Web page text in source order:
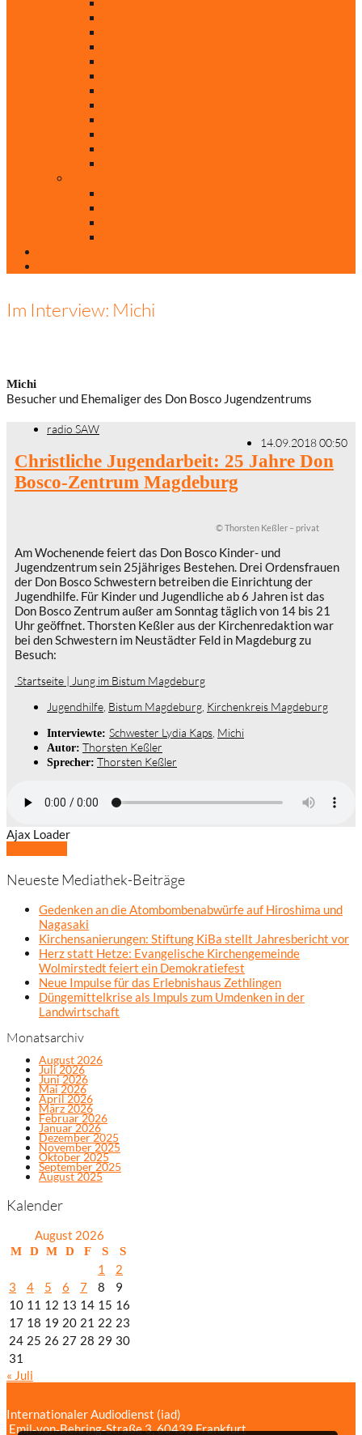
Im Interview: Michi
Michi
Besucher und Ehemaliger des Don Bosco Jugendzentrums
radio SAW
14.09.2018 00:50
Christliche Jugendarbeit: 25 Jahre Don
Bosco-Zentrum Magdeburg
© Thorsten Keßler – privat
Am Wochenende feiert das Don Bosco Kinder- und
Jugendzentrum sein 25jähriges Bestehen. Drei Ordensfrauen
der Don Bosco Schwestern betreiben die Einrichtung der
Jugendhilfe. Für Kinder und Jugendliche ab 6 Jahren ist das
Don Bosco Zentrum außer am Sonntag täglich von 14 bis 21
Uhr geöffnet. Thorsten Keßler aus der Kirchenredaktion war
bei den Schwestern im Neustädter Feld in Magdeburg zu
Besuch:
Startseite | Jung im Bistum Magdeburg
Jugendhilfe Bistum Magdeburg Kirchenkreis Magdeburg
Interviewte: Schwester Lydia Kaps Michi
Autor: Thorsten Keßler
Sprecher: Thorsten Keßler
Ajax Loader
Neueste Mediathek-Beiträge
Gedenken an die Atombombenabwürfe auf Hiroshima und
Nagasaki
Kirchensanierungen: Stiftung KiBa stellt Jahresbericht vor
Herz statt Hetze: Evangelische Kirchengemeinde
Wolmirstedt feiert ein Demokratiefest
Neue Impulse für das Erlebnishaus Zethlingen
Düngemittelkrise als Impuls zum Umdenken in der
Landwirtschaft
Monatsarchiv
August 2026
Juli 2026
Juni 2026
Mai 2026
April 2026
März 2026
Februar 2026
Januar 2026
Dezember 2025
November 2025
Oktober 2025
September 2025
August 2025
Kalender
August 2026
M D M D F S S
1
2
3
4 5 6 7 8
9
10 11 12 13 14 15 16
17 18 19 20 21 22 23
24 25 26 27 28 29 30
31
« Juli
Internationaler Audiodienst (iad)
Emil‑von‑Behring‑Straße 3, 60439 Frankfurt